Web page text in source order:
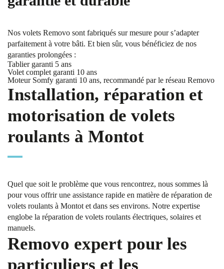
Nos volets Removo sont fabriqués sur mesure pour s’adapter
parfaitement à votre bâti. Et bien sûr, vous bénéficiez de nos
garanties prolongées :
Tablier garanti 5 ans
Volet complet garanti 10 ans
Moteur Somfy garanti 10 ans, recommandé par le réseau Removo
Installation, réparation et
motorisation de volets
roulants à Montot
Quel que soit le problème que vous rencontrez, nous sommes là
pour vous offrir une assistance rapide en matière de réparation de
volets roulants à Montot et dans ses environs. Notre expertise
englobe la réparation de volets roulants électriques, solaires et
manuels.
Removo expert pour les
particuliers et les